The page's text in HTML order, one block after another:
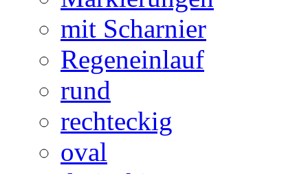
mit Scharnier
Regeneinlauf
rund
rechteckig
oval